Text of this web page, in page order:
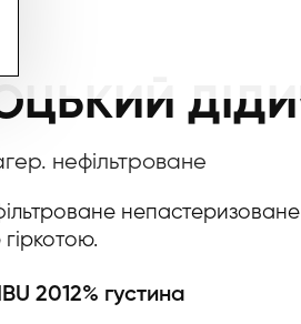
нефільтроване
IBU 2012% густина